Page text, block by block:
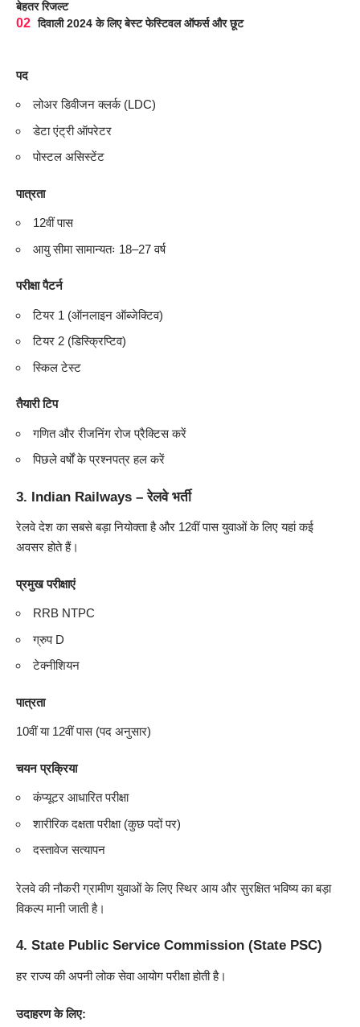
बेहतर रिजल्ट
दिवाली 2024 के लिए बेस्ट फेस्टिवल ऑफर्स और छूट
पद
लोअर डिवीजन क्लर्क (LDC)
डेटा एंट्री ऑपरेटर
पोस्टल असिस्टेंट
पात्रता
12वीं पास
आयु सीमा सामान्यतः 18–27 वर्ष
परीक्षा पैटर्न
टियर 1 (ऑनलाइन ऑब्जेक्टिव)
टियर 2 (डिस्क्रिप्टिव)
स्किल टेस्ट
तैयारी टिप
गणित और रीजनिंग रोज प्रैक्टिस करें
पिछले वर्षों के प्रश्नपत्र हल करें
3. Indian Railways – रेलवे भर्ती
रेलवे देश का सबसे बड़ा नियोक्ता है और 12वीं पास युवाओं के लिए यहां कई
अवसर होते हैं।
प्रमुख परीक्षाएं
RRB NTPC
ग्रुप D
टेक्नीशियन
पात्रता
10वीं या 12वीं पास (पद अनुसार)
चयन प्रक्रिया
कंप्यूटर आधारित परीक्षा
शारीरिक दक्षता परीक्षा (कुछ पदों पर)
दस्तावेज सत्यापन
रेलवे की नौकरी ग्रामीण युवाओं के लिए स्थिर आय और सुरक्षित भविष्य का बड़ा
विकल्प मानी जाती है।
4. State Public Service Commission (State PSC)
हर राज्य की अपनी लोक सेवा आयोग परीक्षा होती है।
उदाहरण के लिए: